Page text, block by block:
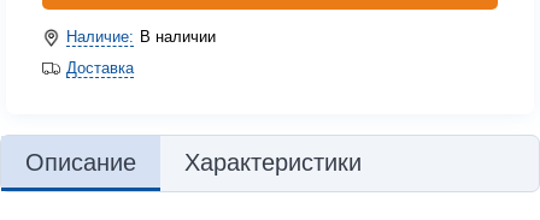
Наличие: В наличии
Доставка
Описание Характеристики